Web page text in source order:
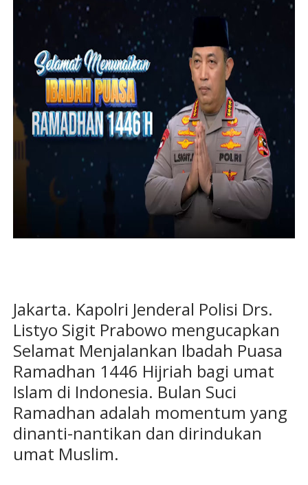
Jakarta. Kapolri Jenderal Polisi Drs.
Listyo Sigit Prabowo mengucapkan
Selamat Menjalankan Ibadah Puasa
Ramadhan 1446 Hijriah bagi umat
Islam di Indonesia. Bulan Suci
Ramadhan adalah momentum yang
dinanti-nantikan dan dirindukan
umat Muslim.